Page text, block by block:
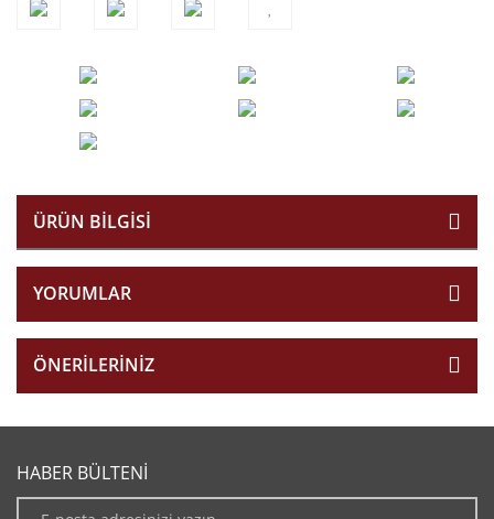
ÜRÜN BILGISI
YORUMLAR
ÖNERILERINIZ
HABER BÜLTENİ